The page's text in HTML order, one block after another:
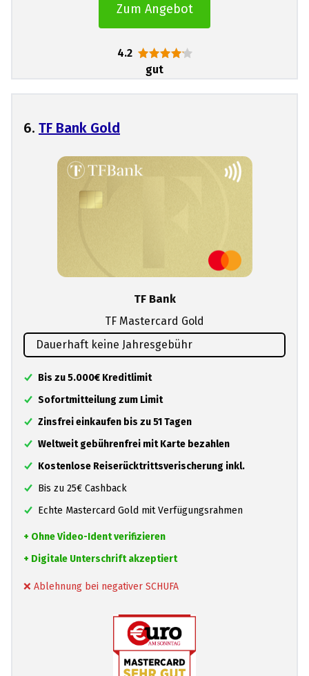
Zum Angebot
4.2
gut
6. TF Bank Gold
TF Bank
TF Mastercard Gold
Dauerhaft keine Jahresgebühr
Bis zu 5.000€ Kreditlimit
Sofortmitteilung zum Limit
Zinsfrei einkaufen bis zu 51 Tagen
Weltweit gebührenfrei mit Karte bezahlen
Kostenlose Reiserücktrittsverischerung inkl.
Bis zu 25€ Cashback
Echte Mastercard Gold mit Verfügungsrahmen
+ Ohne Video-Ident verifizieren
+ Digitale Unterschrift akzeptiert
❌ Ablehnung bei negativer SCHUFA